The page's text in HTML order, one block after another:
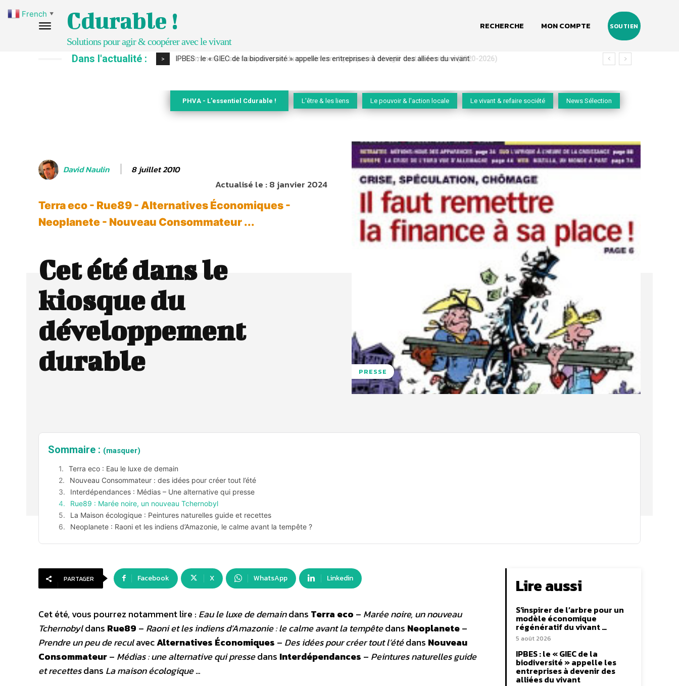
Cdurable !
Solutions pour agir & coopérer avec le vivant
RECHERCHE MON COMPTE SOUTIEN
Dans l'actualité : > Comment le sol français a perdu sa mémoire hydrique et déréglé tout le territoire (2020-2026)
PHVA - L'essentiel Cdurable ! L'être & les liens Le pouvoir & l'action locale Le vivant & refaire société News Sélection
David Naulin 8 juillet 2010
Actualisé le :8 janvier 2024
Terra eco - Rue89 - Alternatives Économiques -
Neoplanete - Nouveau Consommateur ...
Cet été dans le
kiosque du
développement
durable
PRESSE
Sommaire : (masquer)
Terra eco : Eau le luxe de demain
Nouveau Consommateur : des idées pour créer tout l’été
Interdépendances : Médias – Une alternative qui presse
Rue89 : Marée noire, un nouveau Tchernobyl
La Maison écologique : Peintures naturelles guide et recettes
Neoplanete : Raoni et les indiens d’Amazonie, le calme avant la tempête ?
PARTAGER Facebook X WhatsApp Linkedin
Cet été, vous pourrez notamment lire : Eau le luxe de demaindans Terra eco – Marée noire, un nouveau
Tchernobyldans Rue89 – Raoni et les indiens d’Amazonie : le calme avant la tempêtedans Neoplanete–
Prendre un peu de reculavecAlternatives Économiques – Des idées pour créer tout l’étédans Nouveau
Consommateur– Médias : une alternative qui pressedans Interdépendances – Peintures naturelles guide
et recettesdans La maison écologique…
Lire aussi
S’inspirer de l’arbre pour un
modèle économique
régénératif du vivant …
5 août 2026
IPBES : le « GIEC de la
biodiversité » appelle les
entreprises à devenir des
alliées du vivant
French ▼